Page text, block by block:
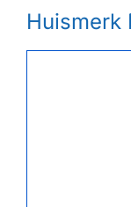
Huismerk